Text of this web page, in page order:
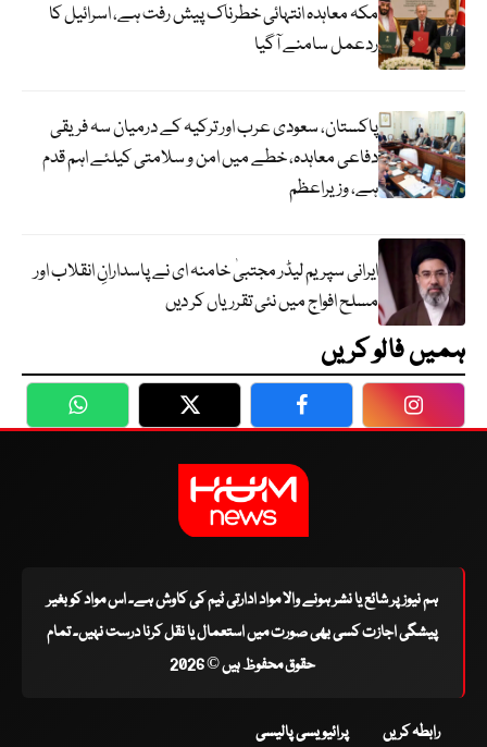
مکہ معاہدہ انتہائی خطرناک پیش رفت ہے، اسرائیل کا
ردعمل سامنے آگیا
پاکستان، سعودی عرب اور ترکیہ کے درمیان سہ فریقی
دفاعی معاہدہ، خطے میں امن و سلامتی کیلئے اہم قدم
ہے، وزیراعظم
ایرانی سپریم لیڈر مجتبیٰ خامنہ ای نے پاسدارانِ انقلاب اور
مسلح افواج میں نئی تقرریاں کر دیں
ہمیں فالو کریں
WhatsApp Twitter Facebook
ہم نیوز پر شائع یا نشر ہونے والا مواد ادارتی ٹیم کی کاوش ہے۔ اس مواد کو بغیر
پیشگی اجازت کسی بھی صورت میں استعمال یا نقل کرنا درست نہیں۔ تمام
حقوق محفوظ ہیں © 2026
رابطہ کریں پرائیویسی پالیسی